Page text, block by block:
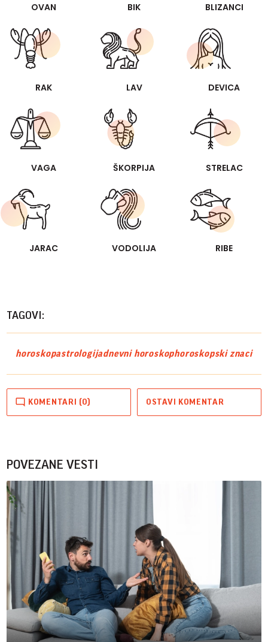
OVAN BIK BLIZANCI
RAK LAV DEVICA
VAGA ŠKORPIJA STRELAC
JARAC VODOLIJA RIBE
TAGOVI:
horoskopastrologijadnevni horoskophoroskopski znaci
KOMENTARI (0) OSTAVI KOMENTAR
POVEZANE VESTI